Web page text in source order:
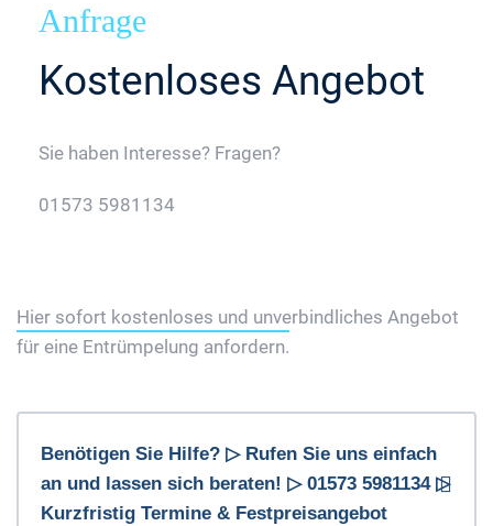
Anfrage
Kostenloses Angebot
Sie haben Interesse? Fragen?
01573 5981134
Hier sofort kostenloses und unverbindliches Angebot
für eine Entrümpelung anfordern.
Benötigen Sie Hilfe? ▷ Rufen Sie uns einfach
an und lassen sich beraten! ▷ 01573 5981134 ▷
Kurzfristig Termine & Festpreisangebot